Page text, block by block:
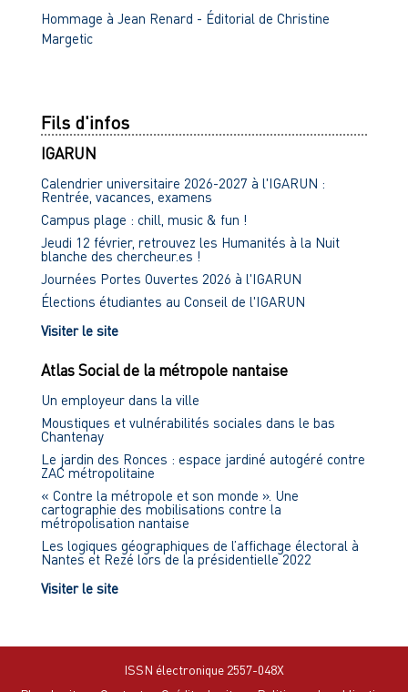
Hommage à Jean Renard - Éditorial de Christine
Margetic
Fils d'infos
IGARUN
Calendrier universitaire 2026-2027 à l'IGARUN :
Rentrée, vacances, examens
Campus plage : chill, music & fun !
Jeudi 12 février, retrouvez les Humanités à la Nuit
blanche des chercheur.es !
Journées Portes Ouvertes 2026 à l'IGARUN
Élections étudiantes au Conseil de l'IGARUN
Visiter le site
Atlas Social de la métropole nantaise
Un employeur dans la ville
Moustiques et vulnérabilités sociales dans le bas
Chantenay
Le jardin des Ronces : espace jardiné autogéré contre
ZAC métropolitaine
« Contre la métropole et son monde ». Une
cartographie des mobilisations contre la
métropolisation nantaise
Les logiques géographiques de l’affichage électoral à
Nantes et Rezé lors de la présidentielle 2022
Visiter le site
ISSN électronique 2557-048X